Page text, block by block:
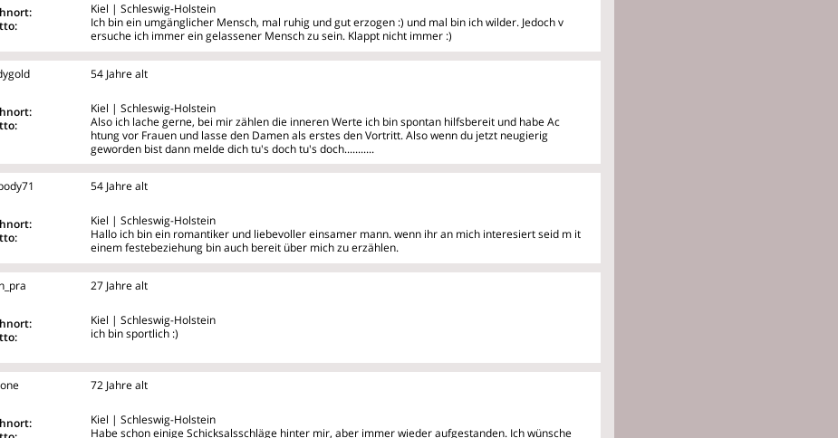
Kiel | Schleswig-Holstein
Ich bin ein umgänglicher Mensch, mal ruhig und gut erzogen :) und mal bin ich wilder. Jedoch v
ersuche ich immer ein gelassener Mensch zu sein. Klappt nicht immer :)
54 Jahre alt
Kiel | Schleswig-Holstein
Also ich lache gerne, bei mir zählen die inneren Werte ich bin spontan hilfsbereit und habe Ac
htung vor Frauen und lasse den Damen als erstes den Vortritt. Also wenn du jetzt neugierig
geworden bist dann melde dich tu's doch tu's doch...........
54 Jahre alt
Kiel | Schleswig-Holstein
Hallo ich bin ein romantiker und liebevoller einsamer mann. wenn ihr an mich interesiert seid m it
einem festebeziehung bin auch bereit über mich zu erzählen.
27 Jahre alt
Kiel | Schleswig-Holstein
ich bin sportlich :)
72 Jahre alt
Kiel | Schleswig-Holstein
Habe schon einige Schicksalsschläge hinter mir, aber immer wieder aufgestanden. Ich wünsche